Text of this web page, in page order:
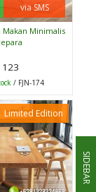
via SMS
Makan Minimalis
123
/ FJN-174
Limited Edition
SIDEBAR